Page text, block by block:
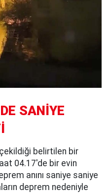
SANİYE
belirtilen bir
04.17'de bir evin
anını saniye saniye
deprem nedeniyle